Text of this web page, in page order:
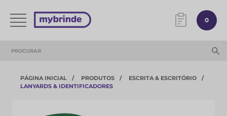
0
PÁGINA INICIAL PRODUTOS
ESCRITA & ESCRITÓRIO
LANYARDS & IDENTIFICADORES